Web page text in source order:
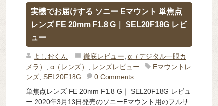
実機でお届けする ソニー Eマウント 単焦点
レンズ FE 20mm F1.8 G｜ SEL20F18G レビ
ュー
よしおくん 徹底レビュー, α（デジタル一眼カ
メラ） ,α（レンズ） , レンズレビュー
Eマウントレ
ンズ,SEL20F18G
0 Comments
単焦点レンズ FE 20mm F1.8 G｜ SEL20F18G レビュ
ー 2020年3月13日発売のソニーEマウント用のフルサ